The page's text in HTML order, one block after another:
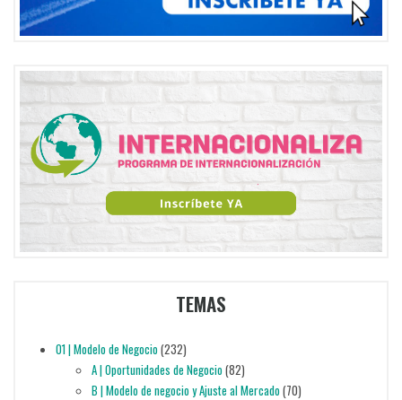
TEMAS
01 | Modelo de Negocio(232)
A | Oportunidades de Negocio(82)
B | Modelo de negocio y Ajuste al Mercado(70)